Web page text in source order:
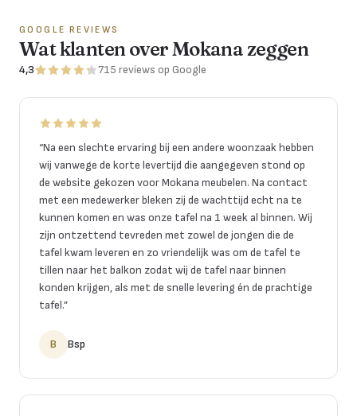
GOOGLE REVIEWS
Wat klanten over Mokana zeggen
4,3 715 reviews op Google
“Na een slechte ervaring bij een andere woonzaak hebben
wij vanwege de korte levertijd die aangegeven stond op
de website gekozen voor Mokana meubelen. Na contact
met een medewerker bleken zij de wachttijd echt na te
kunnen komen en was onze tafel na 1 week al binnen. Wij
zijn ontzettend tevreden met zowel de jongen die de
tafel kwam leveren en zo vriendelijk was om de tafel te
tillen naar het balkon zodat wij de tafel naar binnen
konden krijgen, als met de snelle levering én de prachtige
tafel.”
B Bsp